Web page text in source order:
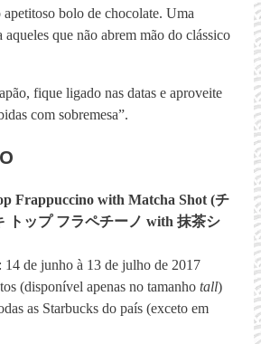
bolo de chocolate. Uma
aqueles que não abrem mão do clássico
fique ligado nas datas e aproveite
com sobremesa”.
Frappuccino with Matcha Shot (チ
トップ フラペチーノ with 抹茶シ
: 14 de junho à 13 de julho de 2017
(disponível apenas no tamanho tall)
as Starbucks do país (exceto em